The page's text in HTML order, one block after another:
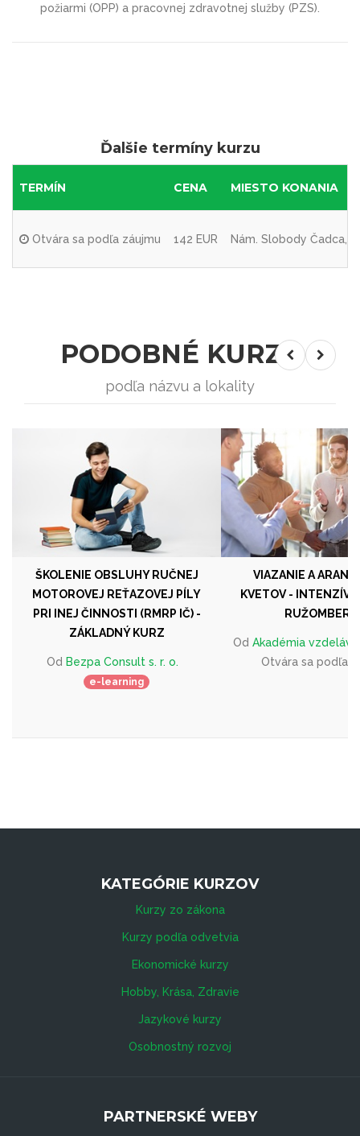
požiarmi (OPP) a pracovnej zdravotnej služby (PZS).
Ďalšie termíny kurzu
TERMÍN CENA MIESTO KONANIA
Otvára sa podľa záujmu 142 EUR Nám. Slobody Čadca,
PODOBNÉ KURZY
podľa názvu a lokality
ŠKOLENIE OBSLUHY RUČNEJ
MOTOROVEJ REŤAZOVEJ PÍLY
PRI INEJ ČINNOSTI (RMRP IČ) -
ZÁKLADNÝ KURZ
Od Bezpa Consult s. r. o.
e-learning
VIAZANIE A
KVETOV -
Od Akadémia
Otvára sa podľa
KATEGÓRIE KURZOV
Kurzy zo zákona
Kurzy podľa odvetvia
Ekonomické kurzy
Hobby, Krása, Zdravie
Jazykové kurzy
Osobnostný rozvoj
PARTNERSKÉ WEBY